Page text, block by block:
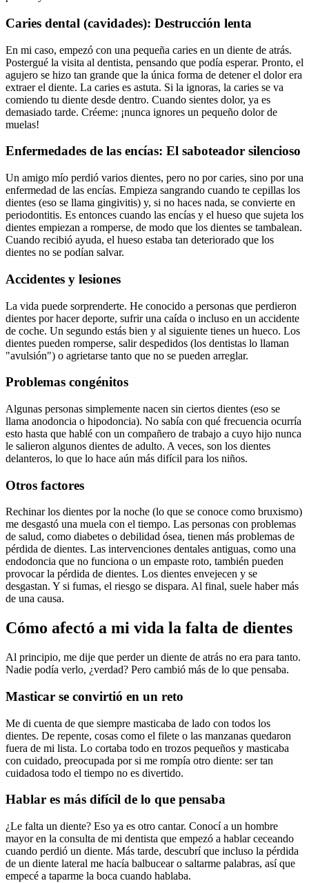
Caries dental (cavidades): Destrucción lenta
En mi caso, empezó con una pequeña caries en un diente de atrás.
Postergué la visita al dentista, pensando que podía esperar. Pronto, el
agujero se hizo tan grande que la única forma de detener el dolor era
extraer el diente. La caries es astuta. Si la ignoras, la caries se va
comiendo tu diente desde dentro. Cuando sientes dolor, ya es
demasiado tarde. Créeme: ¡nunca ignores un pequeño dolor de
muelas!
Enfermedades de las encías: El saboteador silencioso
Un amigo mío perdió varios dientes, pero no por caries, sino por una
enfermedad de las encías. Empieza sangrando cuando te cepillas los
dientes (eso se llama gingivitis) y, si no haces nada, se convierte en
periodontitis. Es entonces cuando las encías y el hueso que sujeta los
dientes empiezan a romperse, de modo que los dientes se tambalean.
Cuando recibió ayuda, el hueso estaba tan deteriorado que los
dientes no se podían salvar.
Accidentes y lesiones
La vida puede sorprenderte. He conocido a personas que perdieron
dientes por hacer deporte, sufrir una caída o incluso en un accidente
de coche. Un segundo estás bien y al siguiente tienes un hueco. Los
dientes pueden romperse, salir despedidos (los dentistas lo llaman
"avulsión") o agrietarse tanto que no se pueden arreglar.
Problemas congénitos
Algunas personas simplemente nacen sin ciertos dientes (eso se
llama anodoncia o hipodoncia). No sabía con qué frecuencia ocurría
esto hasta que hablé con un compañero de trabajo a cuyo hijo nunca
le salieron algunos dientes de adulto. A veces, son los dientes
delanteros, lo que lo hace aún más difícil para los niños.
Otros factores
Rechinar los dientes por la noche (lo que se conoce como bruxismo)
me desgastó una muela con el tiempo. Las personas con problemas
de salud, como diabetes o debilidad ósea, tienen más problemas de
pérdida de dientes. Las intervenciones dentales antiguas, como una
endodoncia que no funciona o un empaste roto, también pueden
provocar la pérdida de dientes. Los dientes envejecen y se
desgastan. Y si fumas, el riesgo se dispara. Al final, suele haber más
de una causa.
Cómo afectó a mi vida la falta de dientes
Al principio, me dije que perder un diente de atrás no era para tanto.
Nadie podía verlo, ¿verdad? Pero cambió más de lo que pensaba.
Masticar se convirtió en un reto
Me di cuenta de que siempre masticaba de lado con todos los
dientes. De repente, cosas como el filete o las manzanas quedaron
fuera de mi lista. Lo cortaba todo en trozos pequeños y masticaba
con cuidado, preocupada por si me rompía otro diente: ser tan
cuidadosa todo el tiempo no es divertido.
Hablar es más difícil de lo que pensaba
¿Le falta un diente? Eso ya es otro cantar. Conocí a un hombre
mayor en la consulta de mi dentista que empezó a hablar ceceando
cuando perdió un diente. Más tarde, descubrí que incluso la pérdida
de un diente lateral me hacía balbucear o saltarme palabras, así que
empecé a taparme la boca cuando hablaba.